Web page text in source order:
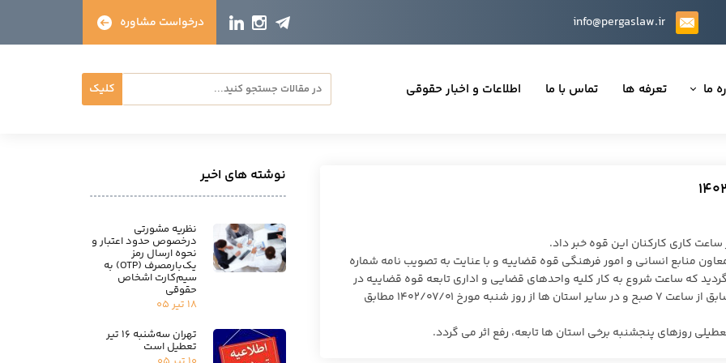
کلیک
حقوقی
ما تعرفه ها تماس با ما اطلاعات و اخبار حقوقی
درخواست مشاوره info@pergaslaw.ir
کاری کارکنان این قوه خبر داد.
منابع انسانی و امور فرهنگی قوه قضاییه و با عنایت به تصویب نامه شماره
۱۲/۲۸ هیئت وزیران، مقرر گردید که ساعت شروع به کار کلیه واحدهای قضایی و اداری تابعه قوه قضاییه در
استان تهران از روز شنبه مورخ ۱۴۰۲/۰۶/۱۸ مطابق روال سابق از ساعت ۷ صبح و در سایر استان ها از روز شنبه مورخ ۱۴۰۲/۰۷/۰۱ مطابق
روزهای پنجشنبه برخی استان ها تابعه، رفع اثر می گردد.
نوشته های اخیر
نظریه مشورتی
درخصوص حدود اعتبار و
نحوه ارسال رمز
یک‌بارمصرف (OTP) به
سیم‌کارت اشخاص
حقوقی
۱۸ تیر ۰۵
تهران سه‌شنبه ۱۶ تیر
تعطیل است